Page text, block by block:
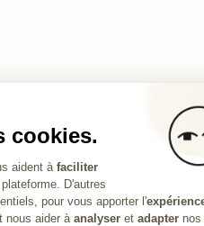
cookies.
Gestion du
aident àfaciliter
D'autres
pour vous apporter l'
nous aider à analyser et adapter
Axeptio consent